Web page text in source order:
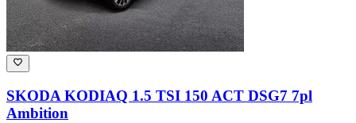
SKODA KODIAQ 1.5 TSI 150 ACT DSG7 7pl
Ambition